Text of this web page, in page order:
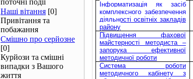
поточні події
Наші вітання [0]
Привітання та
побажання
Смішно про серйозне
[0]
Курйози та смішні
випадки з Вашого
життя
Інформатизація як засіб
комплексного забезпечення
діяльності освітніх закладів
району
Підвищення фахової
майстерності методиста –
запорука ефективної
методичної роботи
Система роботи
методичного кабінету з